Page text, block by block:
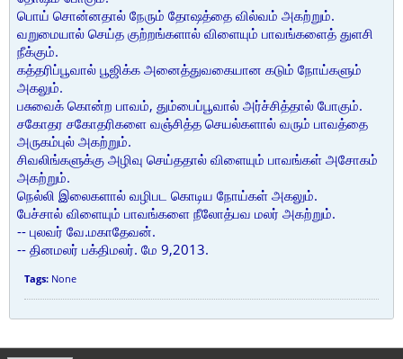
பொய் சொன்னதால் நேரும் தோஷத்தை வில்வம் அகற்றும்.
வறுமையால் செய்த குற்றங்களால் விளையும் பாவங்களைத் துளசி
நீக்கும்.
கத்தரிப்பூவால் பூஜிக்க அனைத்துவகையான கடும் நோய்களும்
அகலும்.
பசுவைக் கொன்ற பாவம், தும்பைப்பூவால் அர்ச்சித்தால் போகும்.
சகோதர சகோதரிகளை வஞ்சித்த செயல்களால் வரும் பாவத்தை
அருகம்புல் அகற்றும்.
சிவலிங்களுக்கு அழிவு செய்ததால் விளையும் பாவங்கள் அசோகம்
அகற்றும்.
நெல்லி இலைகளால் வழிபட கொடிய நோய்கள் அகலும்.
பேச்சால் விளையும் பாவங்களை நீலோத்பவ மலர் அகற்றும்.
-- புலவர் வே.மகாதேவன்.
-- தினமலர் பக்திமலர். மே 9,2013.
Tags: None